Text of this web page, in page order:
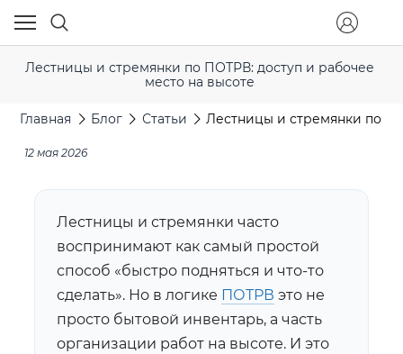
Лестницы и стремянки по ПОТРВ: доступ и рабочее
место на высоте
Главная Блог Статьи Лестницы и стремянки по
12 мая 2026
Лестницы и стремянки часто
воспринимают как самый простой
способ «быстро подняться и что-то
сделать». Но в логике ПОТРВ это не
просто бытовой инвентарь, а часть
организации работ на высоте. И это